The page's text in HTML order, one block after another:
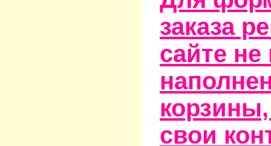
заказа
сайте
свои